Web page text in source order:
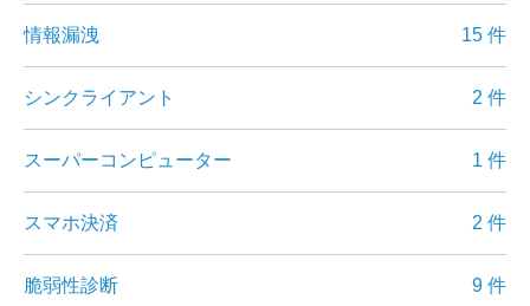
情報漏洩 15 件
シンクライアント 2 件
スーパーコンピューター 1 件
スマホ決済 2 件
脆弱性診断 9 件